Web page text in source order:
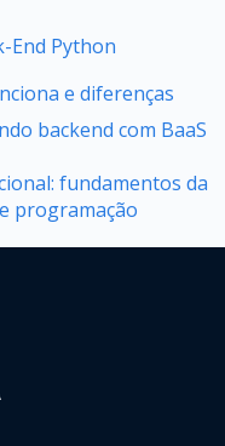
End Python
e diferenças
backend com BaaS
fundamentos da
programação